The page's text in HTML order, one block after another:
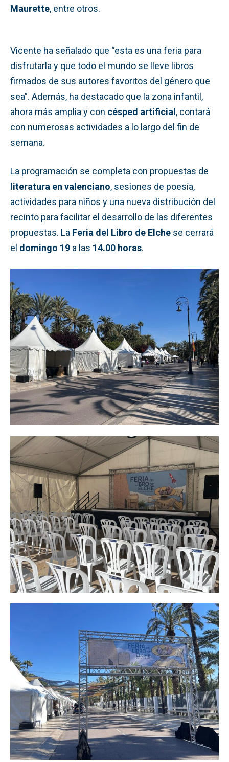
Maurette, entre otros.
Vicente ha señalado que “esta es una feria para
disfrutarla y que todo el mundo se lleve libros
firmados de sus autores favoritos del género que
sea”. Además, ha destacado que la zona infantil,
ahora más amplia y con césped artificial, contará
con numerosas actividades a lo largo del fin de
semana.
La programación se completa con propuestas de
literatura en valenciano, sesiones de poesía,
actividades para niños y una nueva distribución del
recinto para facilitar el desarrollo de las diferentes
propuestas. La Feria del Libro de Elche se cerrará
el domingo 19 a las 14.00 horas.